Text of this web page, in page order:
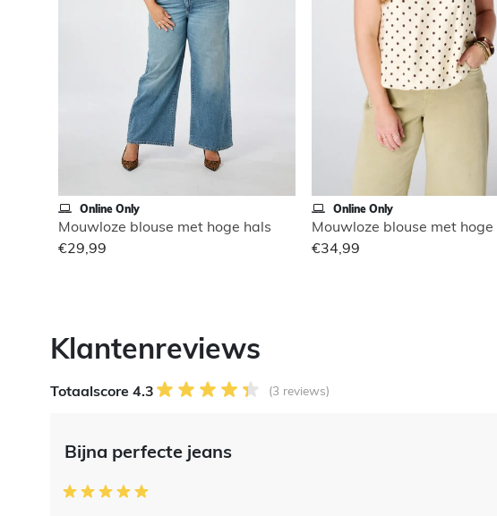
Online Only
Mouwloze blouse met hoge hals
€29,99
Online Only
Mouwloze blouse met hoge
€34,99
Klantenreviews
Totaalscore 4.3 (3 reviews)
Bijna perfecte jeans